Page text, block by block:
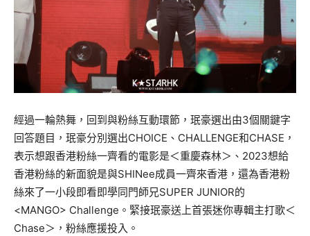
經過一輪熱舞，回到與粉絲互動環節，珉豪選出由3個關鍵字
回答題目，珉豪分別選出CHOICE、CHALLENGE和CHASE，
表示想跟香港粉絲一齊看的電影是＜重慶森林＞、2023想給
香港粉絲的新面貌是與SHINee成員一齊來香港，還為香港粉
絲來了一小段即看即學同門師兄SUPER JUNIOR的
<MANGO> Challenge。緊接珉豪送上首張迷你專輯主打歌＜
Chase＞，粉絲應援投入。